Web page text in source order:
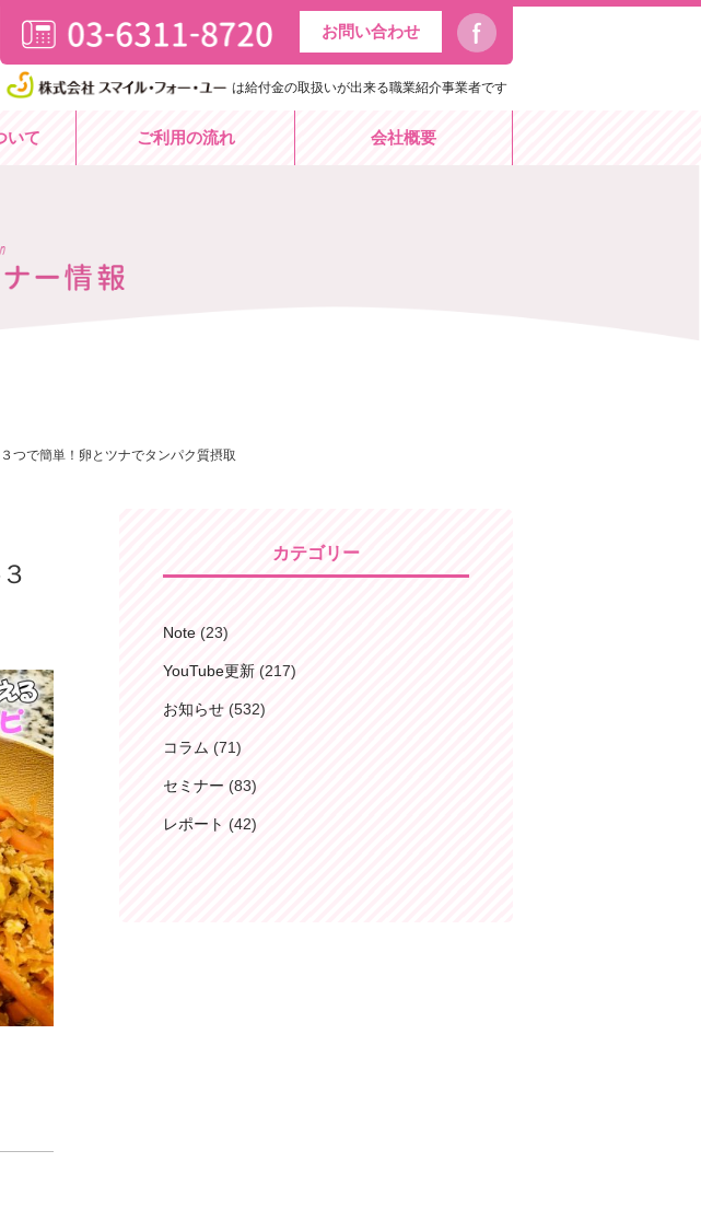
お問い合わせ
は給付金の取扱いが出来る職業紹介事業者です
いて ご利用の流れ 会社概要
つで簡単！卵とツナでタンパク質摂取
カテゴリー
Note (23)
YouTube更新 (217)
お知らせ (532)
コラム (71)
セミナー (83)
レポート (42)